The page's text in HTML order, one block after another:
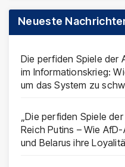
Neueste
Die perfiden Spiele der
im Informationskrieg:
um das System zu
„Die perfiden Spiele
Reich Putins – Wie
und Belarus ihre